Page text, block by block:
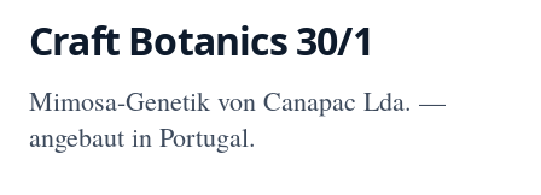
Craft Botanics 30/1
Mimosa-Genetik von Canapac Lda. —
angebaut in Portugal.